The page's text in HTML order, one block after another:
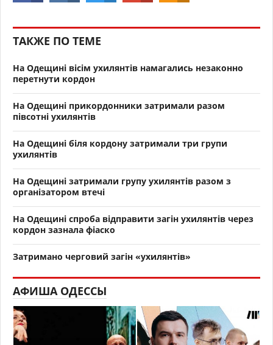
ТАКЖЕ ПО ТЕМЕ
На Одещині вісім ухилянтів намагались незаконно
перетнути кордон
На Одещині прикордонники затримали разом
півсотні ухилянтів
На Одещині біля кордону затримали три групи
ухилянтів
На Одещині затримали групу ухилянтів разом з
організатором втечі
На Одещині спроба відправити загін ухилянтів через
кордон зазнала фіаско
Затримано черговий загін «ухилянтів»
АФИША ОДЕССЫ